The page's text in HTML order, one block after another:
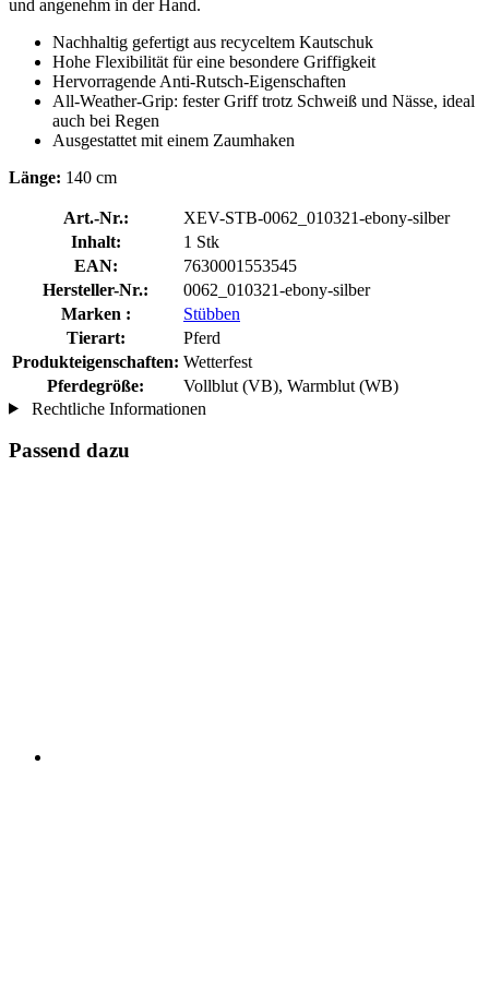
und angenehm in der Hand.
Nachhaltig gefertigt aus recyceltem Kautschuk
Hohe Flexibilität für eine besondere Griffigkeit
Hervorragende Anti-Rutsch-Eigenschaften
All-Weather-Grip: fester Griff trotz Schweiß und Nässe, ideal
auch bei Regen
Ausgestattet mit einem Zaumhaken
Länge: 140 cm
Art.-Nr.:
XEV-STB-0062_010321-ebony-silber
Inhalt:
1 Stk
EAN:
7630001553545
Hersteller-Nr.:
0062_010321-ebony-silber
Marken :
Stübben
Tierart:
Pferd
Produkteigenschaften: Wetterfest
Pferdegröße:
Vollblut (VB), Warmblut (WB)
Rechtliche Informationen
Passend dazu